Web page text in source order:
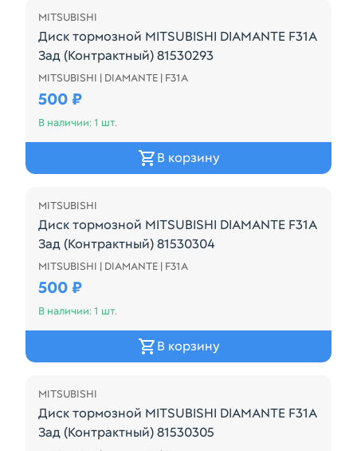
MITSUBISHI
Диск тормозной MITSUBISHI DIAMANTE F31A
Зад (Контрактный) 81530293
Диск тормозной MITSUBISHI DIAMANTE F31A Зад
MITSUBISHI | DIAMANTE | F31A
500 ₽
В наличии: 1 шт.
В корзину
MITSUBISHI
Диск тормозной MITSUBISHI DIAMANTE F31A
Зад (Контрактный) 81530304
Диск тормозной MITSUBISHI DIAMANTE F31A Зад
MITSUBISHI | DIAMANTE | F31A
500 ₽
В наличии: 1 шт.
В корзину
MITSUBISHI
Диск тормозной MITSUBISHI DIAMANTE F31A
Зад (Контрактный) 81530305